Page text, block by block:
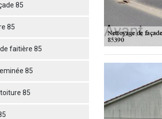
85
85
faitière 85
85
85